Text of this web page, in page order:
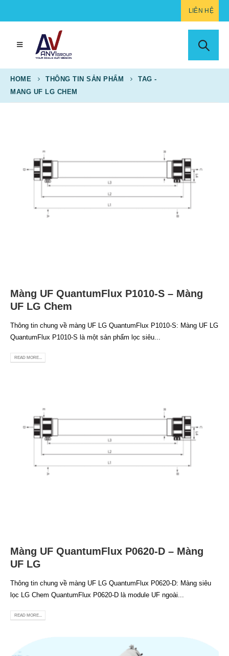
LIÊN HỆ
HOME THÔNG TIN SẢN PHẨM
TAG -
MANG UF LG CHEM
Màng UF QuantumFlux P1010-S – Màng
UF LG Chem
Thông tin chung về màng UF LG QuantumFlux P1010-S: Màng UF LG
QuantumFlux P1010-S là một sản phẩm lọc siêu...
READ MORE...
Màng UF QuantumFlux P0620-D – Màng
UF LG
Thông tin chung về màng UF LG QuantumFlux P0620-D: Màng siêu
lọc LG Chem QuantumFlux P0620-D là module UF ngoài...
READ MORE...